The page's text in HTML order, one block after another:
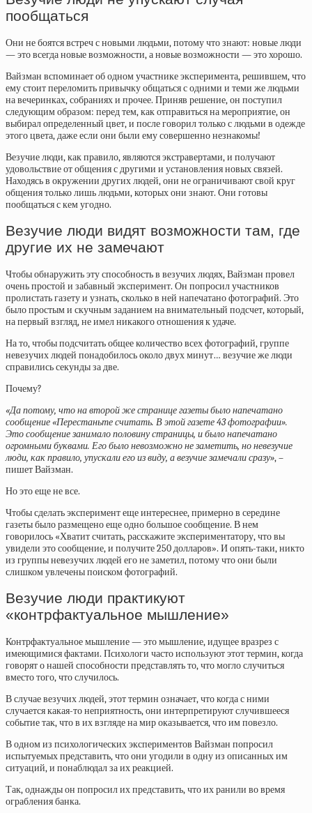
пообщаться
Они не боятся встреч с новыми людьми, потому что знают: новые люди
— это всегда новые возможности, а новые возможности — это хорошо.
Вайзман вспоминает об одном участнике эксперимента, решившем, что
ему стоит переломить привычку общаться с одними и теми же людьми
на вечеринках, собраниях и прочее. Приняв решение, он поступил
следующим образом: перед тем, как отправиться на мероприятие, он
выбирал определенный цвет, и после говорил только с людьми в одежде
этого цвета, даже если они были ему совершенно незнакомы!
Везучие люди, как правило, являются экстравертами, и получают
удовольствие от общения с другими и установления новых связей.
Находясь в окружении других людей, они не ограничивают свой круг
общения только лишь людьми, которых они знают. Они готовы
пообщаться с кем угодно.
Везучие люди видят возможности там, где
другие их не замечают
Чтобы обнаружить эту способность в везучих людях, Вайзман провел
очень простой и забавный эксперимент. Он попросил участников
пролистать газету и узнать, сколько в ней напечатано фотографий. Это
было простым и скучным заданием на внимательный подсчет, который,
на первый взгляд, не имел никакого отношения к удаче.
На то, чтобы подсчитать общее количество всех фотографий, группе
невезучих людей понадобилось около двух минут… везучие же люди
справились секунды за две.
Почему?
«Да потому, что на второй же странице газеты было напечатано
сообщение «Перестаньте считать. В этой газете 43 фотографии».
Это сообщение занимало половину страницы, и было напечатано
огромными буквами. Его было невозможно не заметить, но невезучие
люди, как правило, упускали его из виду, а везучие замечали сразу», –
пишет Вайзман.
Но это еще не все.
Чтобы сделать эксперимент еще интереснее, примерно в середине
газеты было размещено еще одно большое сообщение. В нем
говорилось «Хватит считать, расскажите экспериментатору, что вы
увидели это сообщение, и получите 250 долларов». И опять-таки, никто
из группы невезучих людей его не заметил, потому что они были
слишком увлечены поиском фотографий.
Везучие люди практикуют
«контрфактуальное мышление»
Контрфактуальное мышление — это мышление, идущее вразрез с
имеющимися фактами. Психологи часто используют этот термин, когда
говорят о нашей способности представлять то, что могло случиться
вместо того, что случилось.
В случае везучих людей, этот термин означает, что когда с ними
случается какая-то неприятность, они интерпретируют случившееся
событие так, что в их взгляде на мир оказывается, что им повезло.
В одном из психологических экспериментов Вайзман попросил
испытуемых представить, что они угодили в одну из описанных им
ситуаций, и понаблюдал за их реакцией.
Так, однажды он попросил их представить, что их ранили во время
ограбления банка.